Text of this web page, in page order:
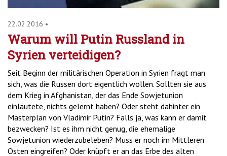
22.02.2016 •
Warum will Putin Russland in
Syrien verteidigen?
Seit Beginn der militärischen Operation in Syrien fragt man
sich, was die Russen dort eigentlich wollen. Sollten sie aus
dem Krieg in Afghanistan, der das Ende Sowjetunion
einläutete, nichts gelernt haben? Oder steht dahinter ein
Masterplan von Vladimir Putin? Falls ja, was kann er damit
bezwecken? Ist es ihm nicht genug, die ehemalige
Sowjetunion wiederzubeleben? Muss er noch im Mittleren
Osten eingreifen? Oder knüpft er an das Erbe des alten